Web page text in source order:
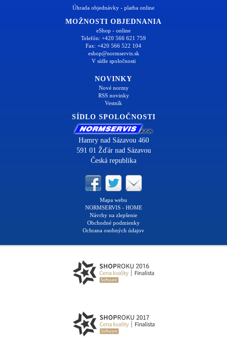
Úhrada objednávky - platba online
MOŽNOSTI OBJEDNANIA
eShop - online
Telefón: +420 566 621 759
Fax: +420 566 522 104
eshop@normservis.sk
V sídle spoločnosti
NOVINKY
Nové normy
RSS novinky
Vestník
SÍDLO SPOLOČNOSTI
Hamry nad Sázavou 460
591 01 Žďár nad Sázavou
Česká republika
Mapa webu
NORMSERVIS - HOME
Návrhy na zlepšenie
Obchodné podmienky
Ochrana osobných údajov